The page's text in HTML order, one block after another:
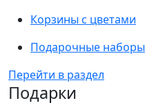
Корзины с цветами
Подарочные наборы
Перейти в раздел
Подарки